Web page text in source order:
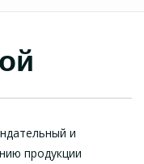
и
продукции